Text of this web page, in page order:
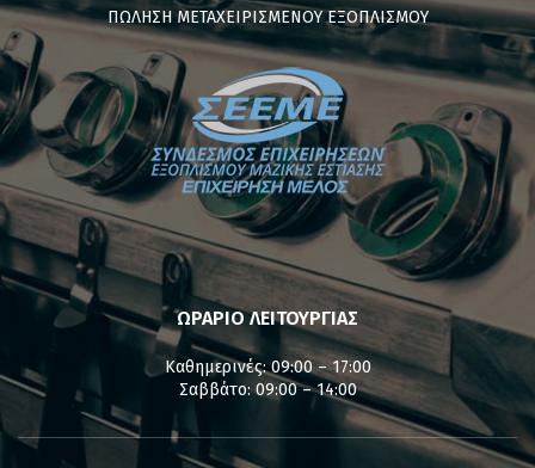
ΠΩΛΗΣΗ ΜΕΤΑΧΕΙΡΙΣΜΕΝΟΥ ΕΞΟΠΛΙΣΜΟΥ
ΩΡΑΡΙΟ ΛΕΙΤΟΥΡΓΙΑΣ
Καθημερινές: 09:00 – 17:00
Σαββάτο: 09:00 – 14:00